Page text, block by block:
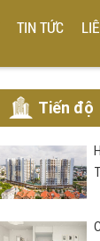
TIN TỨC
Tiến độ